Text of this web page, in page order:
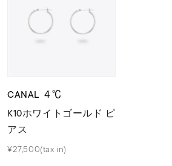
CANAL ４℃
K10ホワイトゴールド ピ
アス
¥27,500(tax in)